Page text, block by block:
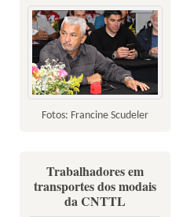
Fotos: Francine Scudeler
Trabalhadores em
transportes dos modais
da CNTTL